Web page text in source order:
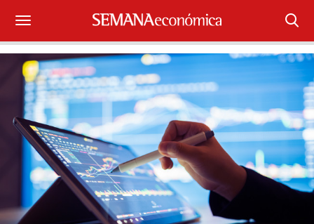
Suscríbase
Iniciar sesión
Portada
¿Qué está pasando?
Sectores y Empresas
Management